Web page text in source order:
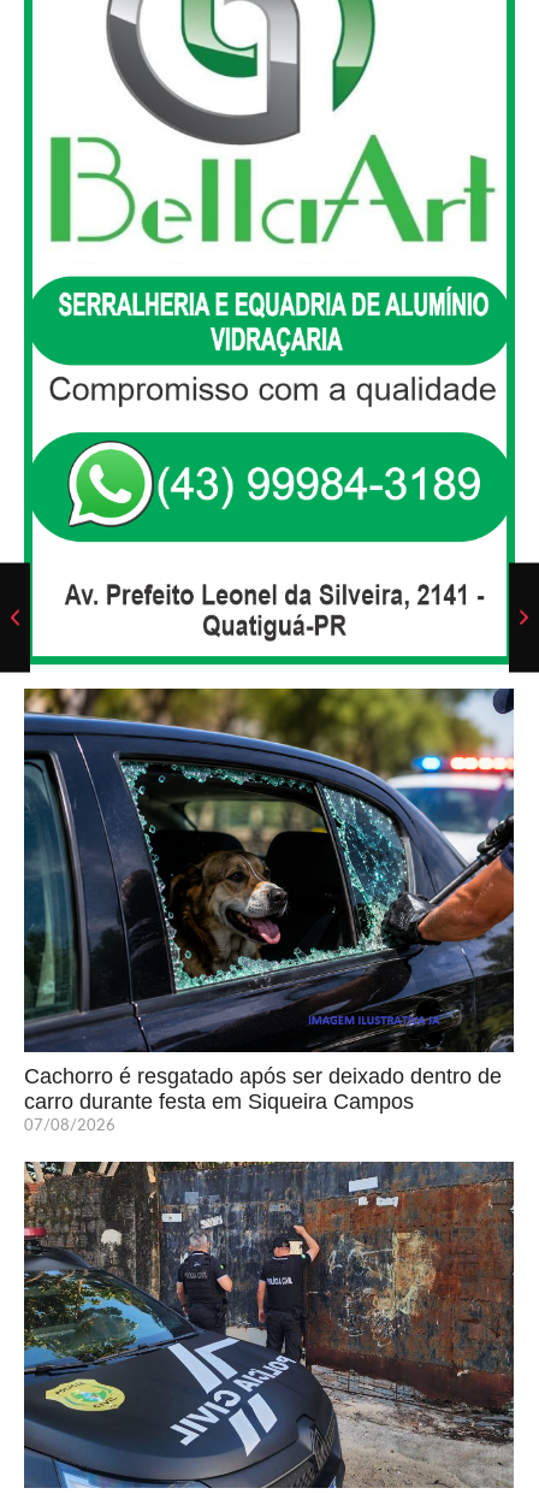
Cachorro é resgatado após ser deixado dentro de
carro durante festa em Siqueira Campos
07/08/2026